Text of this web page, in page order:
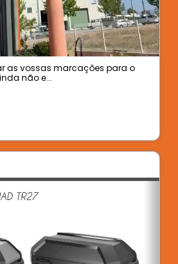
as vossas marcações para o
não e...